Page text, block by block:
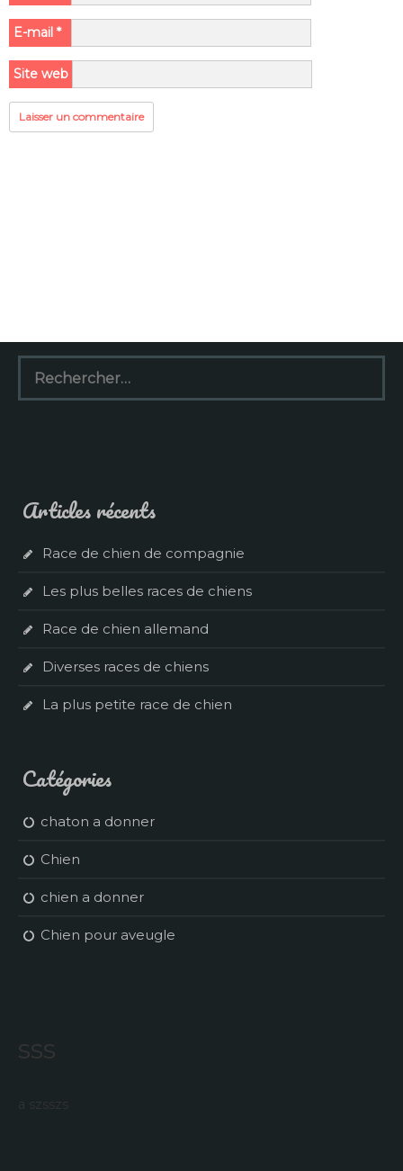
E-mail *
Site web
Rechercher :
Articles récents
Race de chien de compagnie
Les plus belles races de chiens
Race de chien allemand
Diverses races de chiens
La plus petite race de chien
Catégories
chaton a donner
Chien
chien a donner
Chien pour aveugle
sss
a szsszs